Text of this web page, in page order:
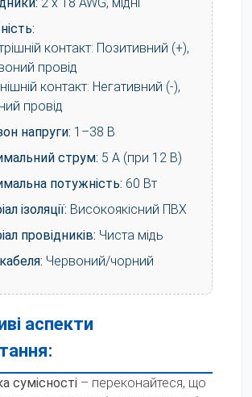
контакт: Позитивний (+),
провід
контакт: Негативний (-),
провід
напруги: 1–38 В
струм: 5 А (при 12 В)
потужність: 60 Вт
ізоляції: Високоякісний ПВХ
провідників: Чиста мідь
Червоний/чорний
аспекти
сумісності – переконайтеся, що